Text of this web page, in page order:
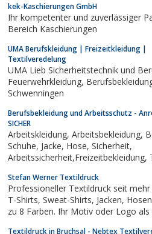
kek-Kaschierungen GmbH
Ihr kompetenter und zuverlässiger
Bereich Kaschierungen
UMA Berufskleidung | Freizeitkleidung |
Textilveredelung
UMA Lieb Sicherheitstechnik und
Feuerwehrkleidung, Berufsbekleidung und Freizeitkleidung |
Schwenningen
Berufsbekleidung und Arbeitsschutz -
SICHER
Arbeitskleidung, Arbeitsbekleidung,
Schuhe, Jacke, Hose, Sicherheit,
Arbeitssicherheit,Freizeitbekleidung,
Herbst, Handschuhe
Stefan Werner Textildruck
Professioneller Textildruck seit
T-Shirts, Sweat-Shirts, Jacken, Hosen individuell bedruckt mit bis
zu 8 Farben. Ihr Motiv oder Logo
Textildruck in Bruchsal - Nebtex